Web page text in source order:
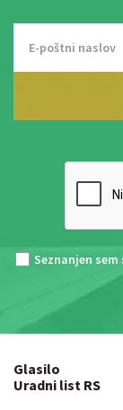
Seznanjen sem
Glasilo
Uradni list RS